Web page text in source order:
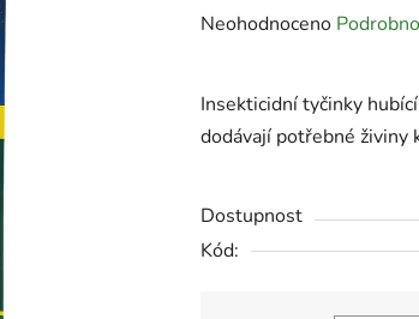
Průměrné
0,0
5
hvězdiček.
Neohodnoceno
Insekticidní tyčinky
dodávají potřebné živiny
Dostupnost
Kód: